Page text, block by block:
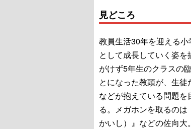
見どころ
教員生活30年を迎える
として成長していく姿
がけず5年生のクラスの
とになった教頭が、生
などが抱えている問題を
る。メガホンを取るのは
かいし）』などの佐向大